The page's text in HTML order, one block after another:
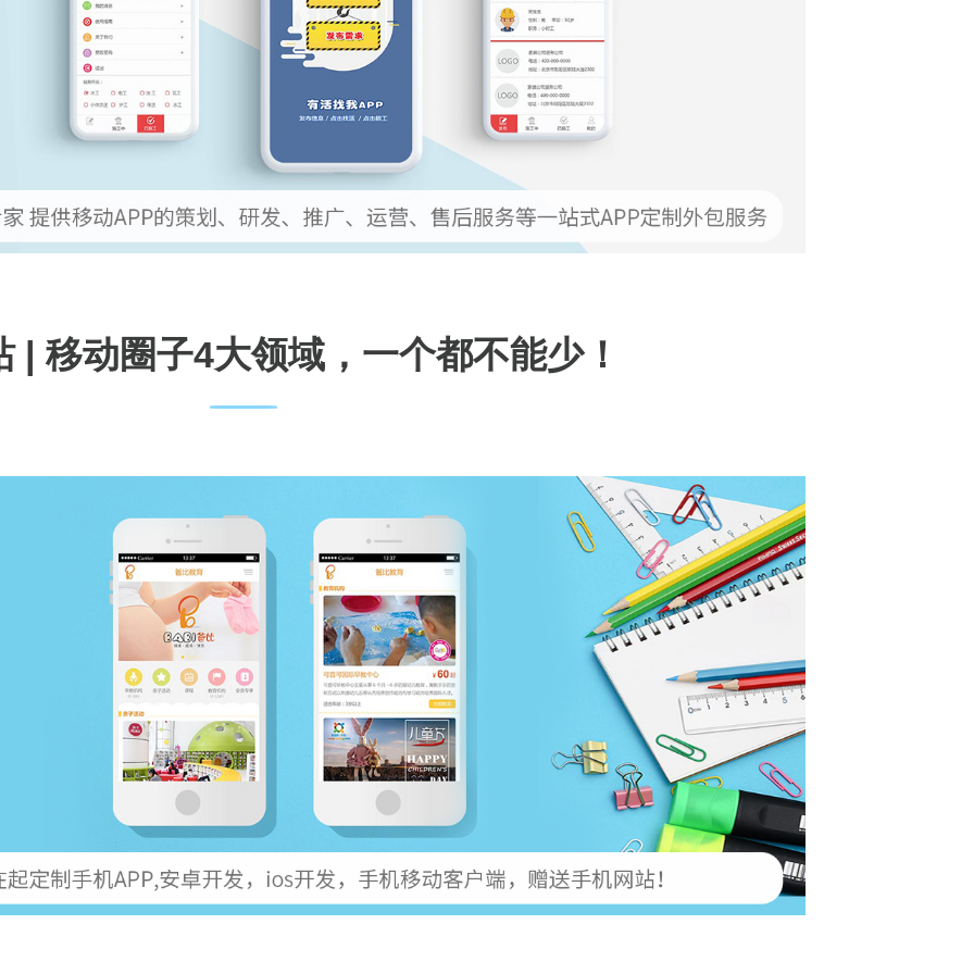
| 移动圈子4大领域，一个都不能少！